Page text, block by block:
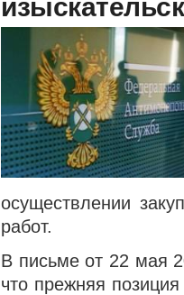
осуществлении
работ.
В письме от 22 мая
что прежняя